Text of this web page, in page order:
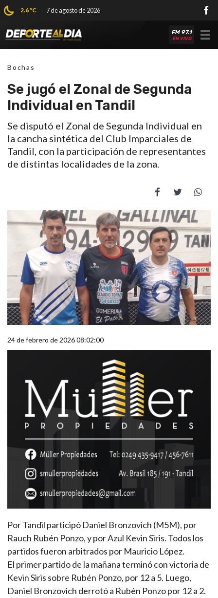
2.6 ºC 7 de agosto de 2026
FM 97.1
EN VIVO
Bochas
Se jugó el Zonal de Segunda
Individual en Tandil
Se disputó el Zonal de Segunda Individual en
la cancha sintética del Club Imparciales de
Tandil, con la participación de representantes
de distintas localidades de la zona.
24 de febrero de 2026 08:02:00
Por Tandil participó Daniel Bronzovich (M5M), por
Rauch Rubén Ponzo, y por Azul Kevin Siris. Todos los
partidos fueron arbitrados por Mauricio López.
El primer partido de la mañana terminó con victoria de
Kevin Siris sobre Rubén Ponzo, por 12 a 5. Luego,
Daniel Bronzovich derrotó a Rubén Ponzo por 12 a 2.